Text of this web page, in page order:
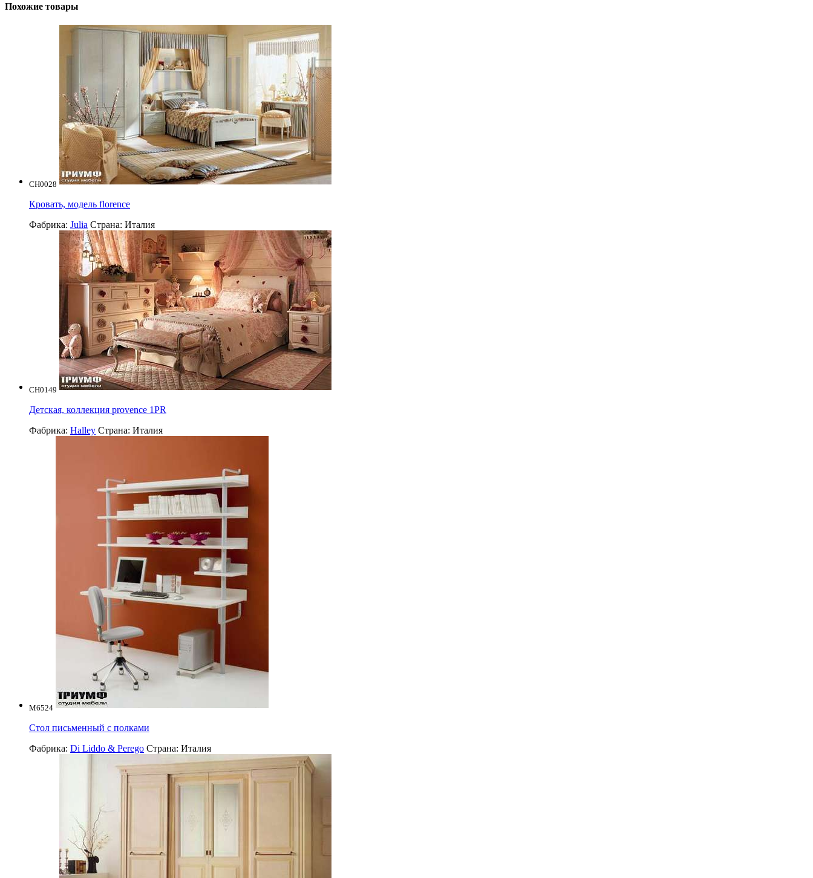
Похожие товары
CH0028
Кровать, модель florence
Фабрика: Julia Страна: Италия
CH0149
Детская, коллекция provence 1PR
Фабрика: Halley Страна: Италия
M6524
Стол письменный с полками
Фабрика: Di Liddo & Perego Страна: Италия